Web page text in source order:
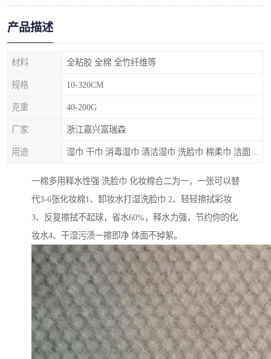
产品描述
材料 全粘胶 全棉 全竹纤维等
规格 10-320CM
克重 40-200G
厂家 浙江嘉兴富瑞森
用途
一棉多用释水性强 洗脸巾 化妆棉合二为一，一张可以替
代3-6张化妆棉1、卸妆水打湿洗脸巾 2、轻轻擦拭彩妆
3、反复擦拭不起球，省水60%，释水力强，节约你的化
妆水4、干湿污渍一擦即净 体面不掉絮。